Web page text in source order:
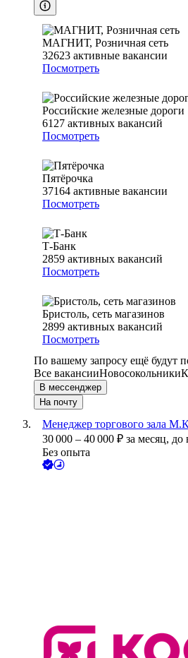
МАГНИТ, Розничная сеть
32623 активные вакансии
Посмотреть
Российские железные дороги
6127 активных вакансий
Посмотреть
Пятёрочка
37164 активные вакансии
Посмотреть
Т-Банк
2859 активных вакансий
Посмотреть
Бристоль, сеть магазинов
2899 активных вакансий
Посмотреть
По вашему запросу ещё будут
Все вакансииНовосокольники
В мессенджер
На почту
Менеджер торгового зала
30 000 – 40 000 ₽ за месяц, до
Без опыта